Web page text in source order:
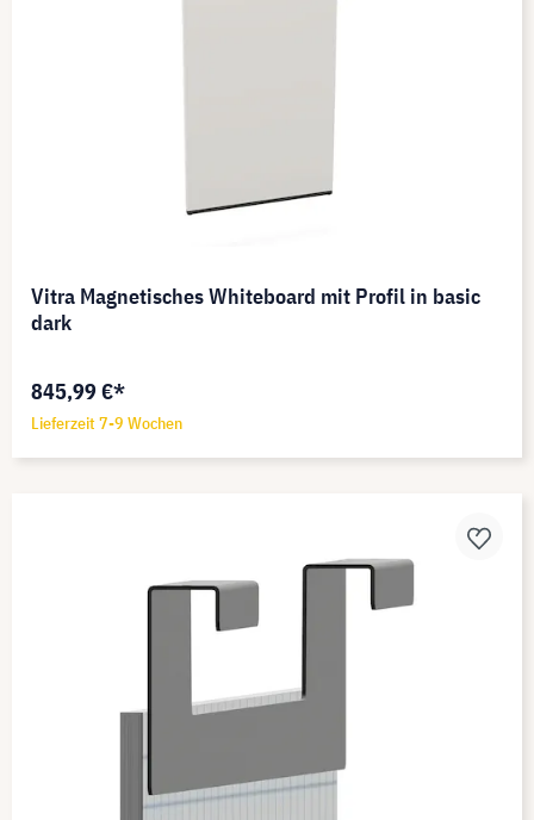
Vitra Magnetisches Whiteboard mit Profil in basic
dark
845,99 €*
Lieferzeit 7-9 Wochen